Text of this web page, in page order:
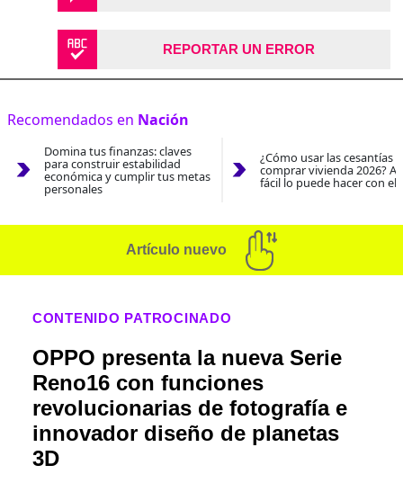
REPORTAR UN ERROR
Recomendados en Nación
Domina tus finanzas: claves
para construir estabilidad
económica y cumplir tus metas
personales
¿Cómo usar las cesantías
comprar vivienda 2026?
fácil lo puede hacer con el
Artículo nuevo
CONTENIDO PATROCINADO
OPPO presenta la nueva Serie
Reno16 con funciones
revolucionarias de fotografía e
innovador diseño de planetas
3D